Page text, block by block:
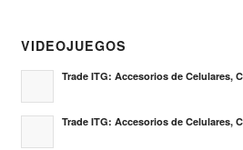
VIDEOJUEGOS
Trade ITG: Accesorios de Celulares,
Trade ITG: Accesorios de Celulares,